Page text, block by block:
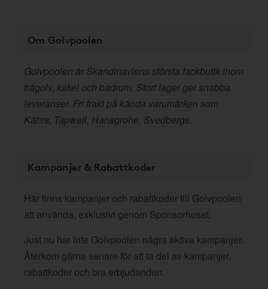
Om Golvpoolen
Golvpoolen är Skandinaviens största fackbutik inom
trägolv, kakel och badrum. Stort lager ger snabba
leveranser. Fri frakt på kända varumärken som
Kährs, Tapwell, Hansgrohe, Svedbergs.
Kampanjer & Rabattkoder
Här finns kampanjer och rabattkoder till Golvpoolen
att använda, exklusivt genom Sponsorhuset.
Just nu har inte Golvpoolen några aktiva kampanjer.
Återkom gärna senare för att ta del av kampanjer,
rabattkoder och bra erbjudanden.